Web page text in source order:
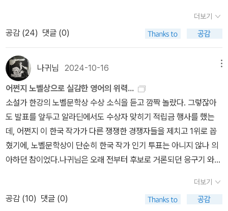
돌아올 때까지 기다리곤 했다. 채식주의자를 보고 갑자기 이런 생각
이 든 이유는 아마 꿈에서 깨어난 영혜도 이런 느낌이지 않을까 싶었
기 때문이다. 나는 매번 '나는 누구고 여긴 어디지' 이런 난해한 질문
을 피하기만 하였지만, 영혜는 그 질문 끝에 자신은 나무라는 생각에
도달한 것이 아닐까. 앞서 말했듯, 사람은 좀처럼 변하지 않지만 의식
이란 놈은 생각보다 엄청난 능력을 가지고 있기에, 궁극적인 고민을
끝낸 영혜를 바꾸는 것은 충분히 가능했다. 바뀌어버린 영혜는 가족
도, 남편도, 심지어 자기 자신까지도 개의치 않는다. 영혜는 언제 어디
서라도 자신이 디딘 바닥에 뿌리를 내려 푸르른 녹음이 될 것 같은 자
유로운 영혼을 갖게 된다. 우리가 인식하는 모든 것은 실체가 아니라
그저 빛 입자가 물체에 반사된 것을 보는 것 뿐이라던데, 영혜는 우리
면을 영혜는 오래전에, 보통의 사람들보다 빠른 속력으로 통과해, 거
작품만이 대상이다. 반면 한강이 받은 것은 2016년 수상 당시에는
'맨부커 인터내셔널상'이었다가, 2020년부터는 '인터내셔널 부커
상'으로 지칭되는 별개의 상이다.'부커상'의 '인터내셔널' 부문은 영국
에서 간행된 외국 작품(번역 포함)이 대상이며, 2005년에 제정되어
격년으로 시상하다가 연례 시상으로 개편된 2016년에는 저자 한강
과 번역자 데보라 스미스가 공동 수상했다. 따라서 처음부터 영어로
쓴 영국 작품만 시상하는 '부커상'과는 다르다.비유하자면 아카데미
시상식에서 '작품상'과 '외국어작품상'의 차이와도 유사하다. 양쪽 모
두 작품에 주는 상이긴 하지만, 그렇다고 해서 '2023년 아카데미 외
국어작품상' 수상작 <존 오브 인터레스트>가 '2023년 아카데미 작
품상' 수상작이라고 주장한다면 당연히 거짓일 수밖에 없을 것이다.
그런데도 알라딘의 <채식주의자> 리마스터판 책 소개에는 '2016년
부커상 수상작'이라고 적어 놓았고 (바로 밑의 내용에서는 '2016년
더보기
공감 (24) 댓글 (0)
나귀님 2024-10-16
어쩐지 노벨상으로 실감한 영어의 위력...
소설가 한강의 노벨문학상 수상 소식을 듣고 깜짝 놀랐다. 그렇잖아
도 발표를 앞두고 알라딘에서도 수상자 맞히기 적립금 행사를 했는
데, 어쩐지 이 한국 작가가 다른 쟁쟁한 경쟁자들을 제치고 1위로 꼽
혔기에, 노벨문학상이 단순히 한국 작가 인기 투표는 아니지 않나 의
아하던 참이었다.나귀님은 오래 전부터 후보로 거론되던 응구기 와
라리 무라카미 하루키가 받으면 모를까 한국 작가가 받을 거라고는
예상 못했다. 오래 전부터 반복되던 노벨상 국뽕 타령 때문에 아예 가
더보기
공감 (10) 댓글 (0)